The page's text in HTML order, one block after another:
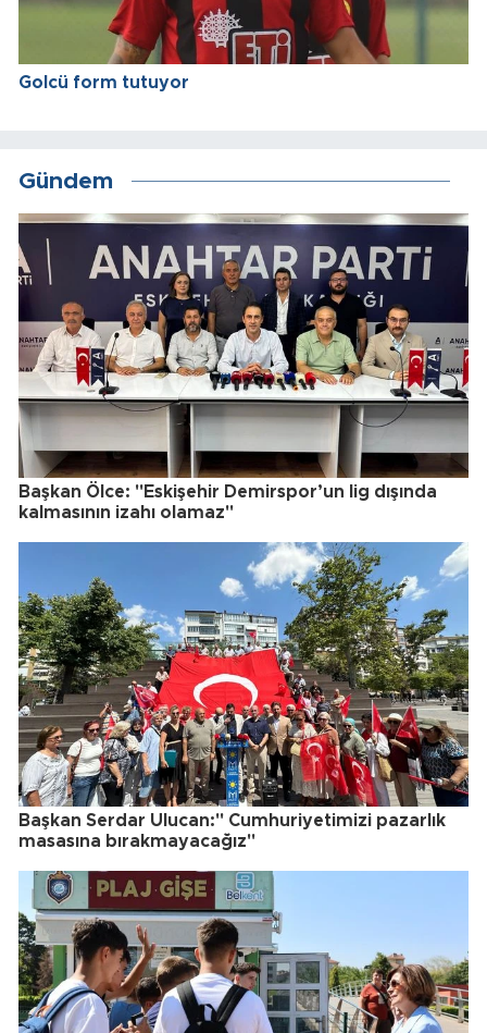
Golcü form tutuyor
Gündem
Başkan Ölce: "Eskişehir Demirspor’un lig dışında
kalmasının izahı olamaz"
Başkan Serdar Ulucan:" Cumhuriyetimizi pazarlık
masasına bırakmayacağız"